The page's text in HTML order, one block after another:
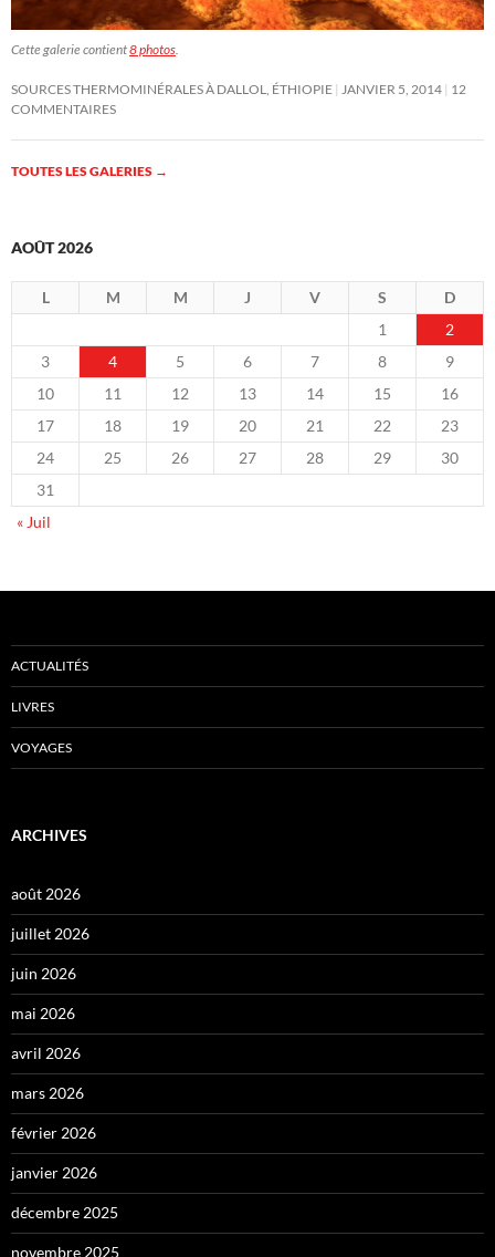
Cette galerie contient8 photos.
SOURCES THERMOMINÉRALES À DALLOL, ÉTHIOPIE JANVIER 5, 2014 12
COMMENTAIRES
TOUTES LES GALERIES →
AOÛT 2026
L M M J V S
D
1
2
3
4 5 6 7 8
9
10
11 12 13 14 15
16
17
18 19 20 21 22
23
24
25 26 27 28 29
30
31
« Juil
ACTUALITÉS
LIVRES
VOYAGES
ARCHIVES
août 2026
juillet 2026
juin 2026
mai 2026
avril 2026
mars 2026
février 2026
janvier 2026
décembre 2025
novembre 2025